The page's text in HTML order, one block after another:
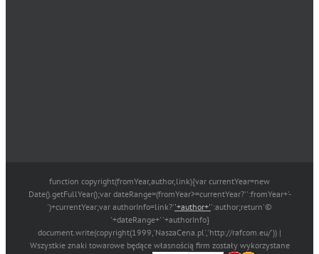
function copyright(fromYear,author,link){var currentYear=new
Date().getFullYear();var dateRange=(fromYear>=currentYear?'':fromYear+'-
')+currentYear;var authorInfo=link?''+author+'':author;return'©
'+dateRange+' '+authorInfo}
document.write(copyright(1999,'NaszaCena.pl','http://rafcom.eu/')) |
Wszystkie znaki towarowe będące własnością firm zostały wykorzystane